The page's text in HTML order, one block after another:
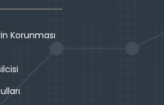
Korunması